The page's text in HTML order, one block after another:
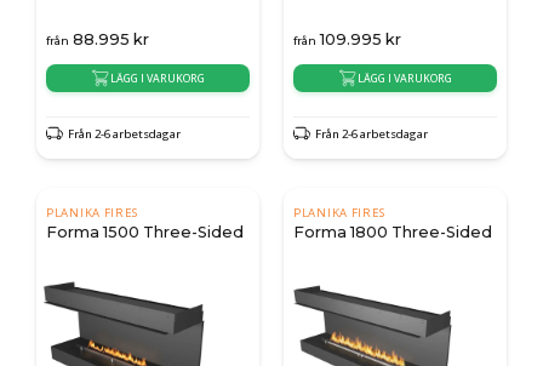
från 88.995 kr
LÄGG I VARUKORG
Från 2-6 arbetsdagar
från 109.995 kr
LÄGG I VARUKORG
Från 2-6 arbetsdagar
PLANIKA FIRES
Forma 1500 Three-Sided
PLANIKA FIRES
Forma 1800 Three-Sided